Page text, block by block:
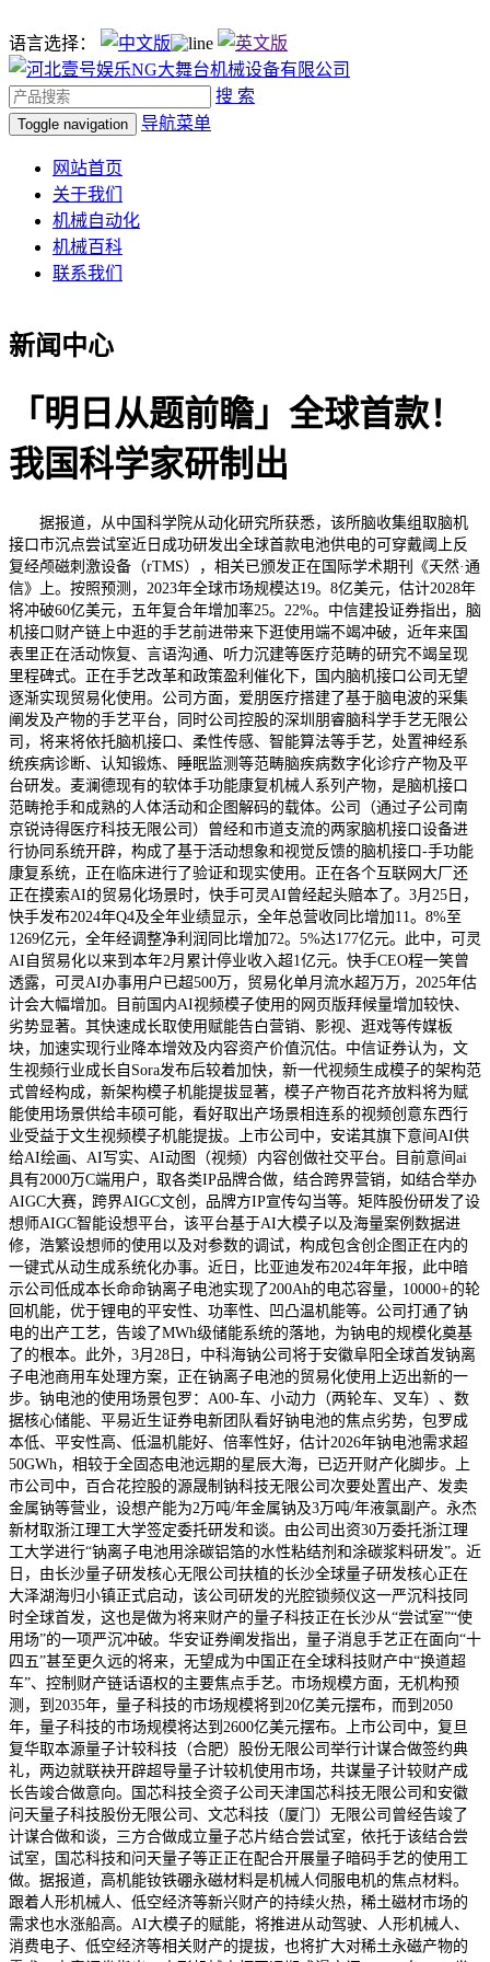
语言选择：
搜 索
Toggle navigation 导航菜单
网站首页
关于我们
机械自动化
机械百科
联系我们
新闻中心
「明日从题前瞻」全球首款！
我国科学家研制出
据报道，从中国科学院从动化研究所获悉，该所脑收集组取脑机
接口市沉点尝试室近日成功研发出全球首款电池供电的可穿戴阈上反
复经颅磁刺激设备（rTMS），相关已颁发正在国际学术期刊《天然·通
信》上。按照预测，2023年全球市场规模达19。8亿美元，估计2028年
将冲破60亿美元，五年复合年增加率25。22%。中信建投证券指出，脑
机接口财产链上中逛的手艺前进带来下逛使用端不竭冲破，近年来国
表里正在活动恢复、言语沟通、听力沉建等医疗范畴的研究不竭呈现
里程碑式。正在手艺改革和政策盈利催化下，国内脑机接口公司无望
逐渐实现贸易化使用。公司方面，爱朋医疗搭建了基于脑电波的采集
阐发及产物的手艺平台，同时公司控股的深圳朋睿脑科学手艺无限公
司，将来将依托脑机接口、柔性传感、智能算法等手艺，处置神经系
统疾病诊断、认知锻炼、睡眠监测等范畴脑疾病数字化诊疗产物及平
台研发。麦澜德现有的软体手功能康复机械人系列产物，是脑机接口
范畴抢手和成熟的人体活动和企图解码的载体。公司（通过子公司南
京锐诗得医疗科技无限公司）曾经和市道支流的两家脑机接口设备进
行协同系统开辟，构成了基于活动想象和视觉反馈的脑机接口-手功能
康复系统，正在临床进行了验证和现实使用。正在各个互联网大厂还
正在摸索AI的贸易化场景时，快手可灵AI曾经起头赔本了。3月25日，
快手发布2024年Q4及全年业绩显示，全年总营收同比增加11。8%至
1269亿元，全年经调整净利润同比增加72。5%达177亿元。此中，可灵
AI自贸易化以来到本年2月累计停业收入超1亿元。快手CEO程一笑曾
透露，可灵AI办事用户已超500万，贸易化单月流水超万万，2025年估
计会大幅增加。目前国内AI视频模子使用的网页版拜候量增加较快、
劣势显著。其快速成长取使用赋能告白营销、影视、逛戏等传媒板
块，加速实现行业降本增效及内容资产价值沉估。中信证券认为，文
生视频行业成长自Sora发布后较着加快，新一代视频生成模子的架构范
式曾经构成，新架构模子机能提拔显著，模子产物百花齐放料将为赋
能使用场景供给丰硕可能，看好取出产场景相连系的视频创意东西行
业受益于文生视频模子机能提拔。上市公司中，安诺其旗下意间AI供
给AI绘画、AI写实、AI动图（视频）内容创做社交平台。目前意间ai
具有2000万C端用户，取各类IP品牌合做，结合跨界营销，如结合举办
AIGC大赛，跨界AIGC文创，品牌方IP宣传勾当等。矩阵股份研发了设
想师AIGC智能设想平台，该平台基于AI大模子以及海量案例数据进
修，浩繁设想师的使用以及对参数的调试，构成包含创企图正在内的
一键式从动生成系统化办事。近日，比亚迪发布2024年年报，此中暗
示公司低成本长命命钠离子电池实现了200Ah的电芯容量，10000+的轮
回机能，优于锂电的平安性、功率性、凹凸温机能等。公司打通了钠
电的出产工艺，告竣了MWh级储能系统的落地，为钠电的规模化奠基
了的根本。此外，3月28日，中科海钠公司将于安徽阜阳全球首发钠离
子电池商用车处理方案，正在钠离子电池的贸易化使用上迈出新的一
步。钠电池的使用场景包罗：A00-车、小动力（两轮车、叉车）、数
据核心储能、平易近生证券电新团队看好钠电池的焦点劣势，包罗成
本低、平安性高、低温机能好、倍率性好，估计2026年钠电池需求超
50GWh，相较于全固态电池远期的星辰大海，已迈开财产化脚步。上
市公司中，百合花控股的源晟制钠科技无限公司次要处置出产、发卖
金属钠等营业，设想产能为2万吨/年金属钠及3万吨/年液氯副产。永杰
新材取浙江理工大学签定委托研发和谈。由公司出资30万委托浙江理
工大学进行“钠离子电池用涂碳铝箔的水性粘结剂和涂碳浆料研发”。近
日，由长沙量子研发核心无限公司扶植的长沙全球量子研发核心正在
大泽湖海归小镇正式启动，该公司研发的光腔锁频仪这一严沉科技同
时全球首发，这也是做为将来财产的量子科技正在长沙从“尝试室”“使
用场”的一项严沉冲破。华安证券阐发指出，量子消息手艺正在面向“十
四五”甚至更久远的将来，无望成为中国正在全球科技财产中“换道超
车”、控制财产链话语权的主要焦点手艺。市场规模方面，无机构预
测，到2035年，量子科技的市场规模将到20亿美元摆布，而到2050
年，量子科技的市场规模将达到2600亿美元摆布。上市公司中，复旦
复华取本源量子计较科技（合肥）股份无限公司举行计谋合做签约典
礼，两边就联袂开辟超导量子计较机使用市场，共谋量子计较财产成
长告竣合做意向。国芯科技全资子公司天津国芯科技无限公司和安徽
问天量子科技股份无限公司、文芯科技（厦门）无限公司曾经告竣了
计谋合做和谈，三方合做成立量子芯片结合尝试室，依托于该结合尝
试室，国芯科技和问天量子等正正在配合开展量子暗码手艺的使用工
做。据报道，高机能钕铁硼永磁材料是机械人伺服电机的焦点材料。
跟着人形机械人、低空经济等新兴财产的持续火热，稀土磁材市场的
需求也水涨船高。AI大模子的赋能，将推进从动驾驶、人形机械人、
消费电子、低空经济等相关财产的提拔，也将扩大对稀土永磁产物的